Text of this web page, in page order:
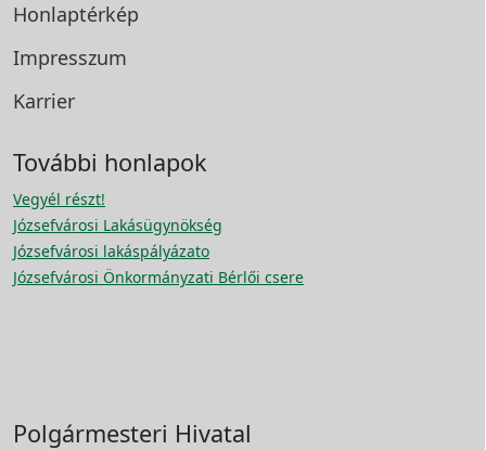
Honlaptérkép
Impresszum
Karrier
További honlapok
Vegyél részt!
Józsefvárosi Lakásügynökség
Józsefvárosi lakáspályázato
Józsefvárosi Önkormányzati Bérlői csere
Polgármesteri Hivatal